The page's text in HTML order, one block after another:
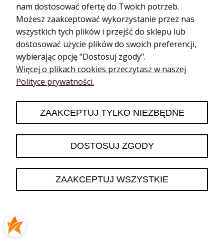
Jadwiga zweryfikowano
5
Opakowanie jest tak ładne i z informacjami dot sklepu, że na
prezent dla bliskiej osoby nawet nie musiałam
przepakowywać... było idealne dziękuję!
wczoraj
nam dostosować ofertę do Twoich potrzeb.
Możesz zaakceptować wykorzystanie przez nas
wszystkich tych plików i przejść do sklepu lub
dostosować użycie plików do swoich preferencji,
wybierając opcję "Dostosuj zgody".
Więcej o plikach cookies przeczytasz w naszej
Polityce prywatności.
ZAAKCEPTUJ TYLKO NIEZBĘDNE
DOSTOSUJ ZGODY
ZAAKCEPTUJ WSZYSTKIE